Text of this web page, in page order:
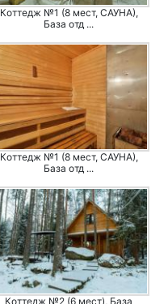
Коттедж №1 (8 мест, САУНА),
База отд ...
Коттедж №1 (8 мест, САУНА),
База отд ...
Коттедж №2 (6 мест), База